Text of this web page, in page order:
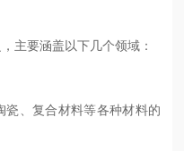
主要涵盖以下几个领域：
瓷、复合材料等各种材料的